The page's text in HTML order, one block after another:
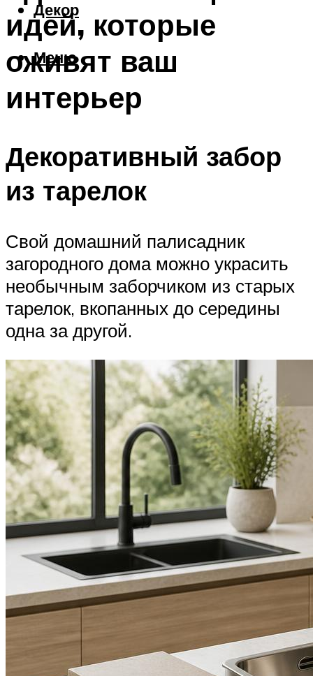
Декор
Меню
идей, которые
оживят ваш
интерьер
Декоративный забор
из тарелок
Свой домашний палисадник
загородного дома можно украсить
необычным заборчиком из старых
тарелок, вкопанных до середины
одна за другой.